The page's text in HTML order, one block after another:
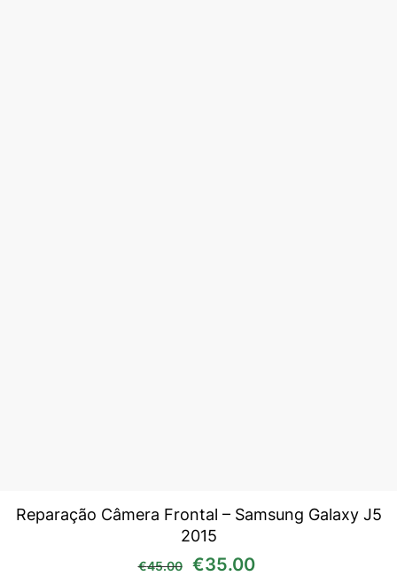
Reparação Câmera Frontal – Samsung Galaxy J5
2015
€45.00 O preço original era:
€35.00